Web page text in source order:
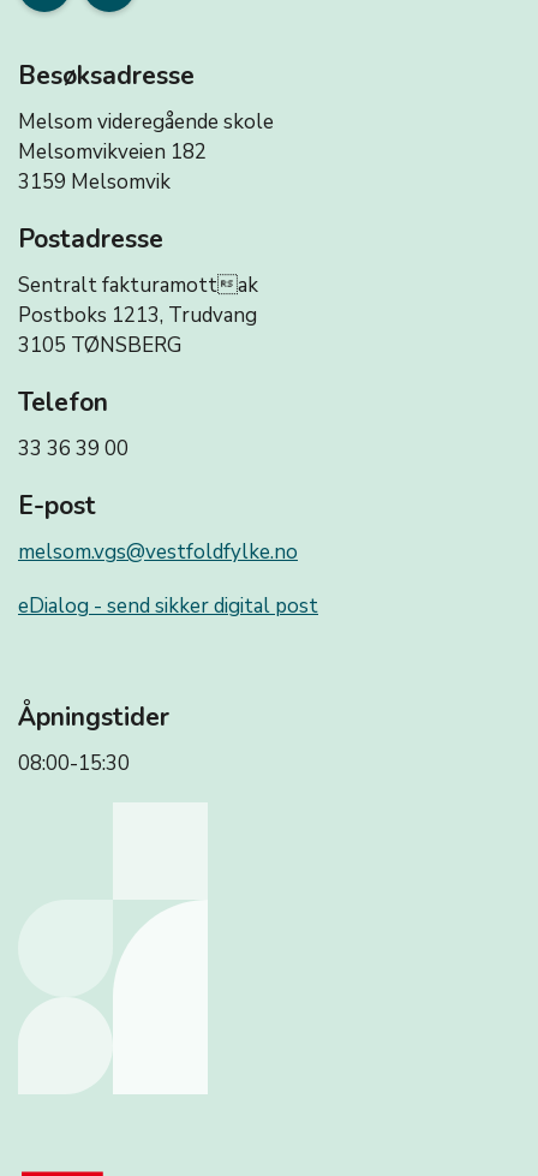
Besøksadresse
Melsom videregående skole
Melsomvikveien 182
3159 Melsomvik
Postadresse
Sentralt fakturamottak
Postboks 1213, Trudvang
3105 TØNSBERG
Telefon
33 36 39 00
E-post
melsom.vgs@vestfoldfylke.no
eDialog - send sikker digital post
Åpningstider
08:00-15:30